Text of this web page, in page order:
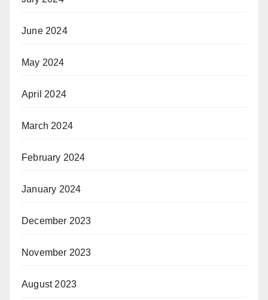
June 2024
May 2024
April 2024
March 2024
February 2024
January 2024
December 2023
November 2023
August 2023